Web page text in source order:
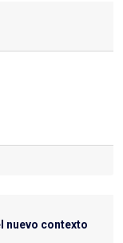
nuevo contexto